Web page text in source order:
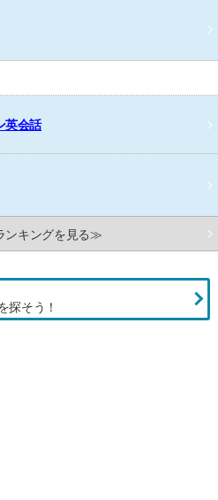
英会話
ンキングを見る≫
探そう！